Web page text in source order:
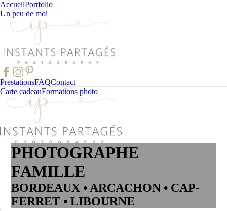
AccueilPortfolio
Un peu de moi
PrestationsFAQContact
Carte cadeauFormations photo
PHOTOGRAPHE
FAMILLE
BORDEAUX • ARCACHON • CAP-
FERRET • LIBOURNE